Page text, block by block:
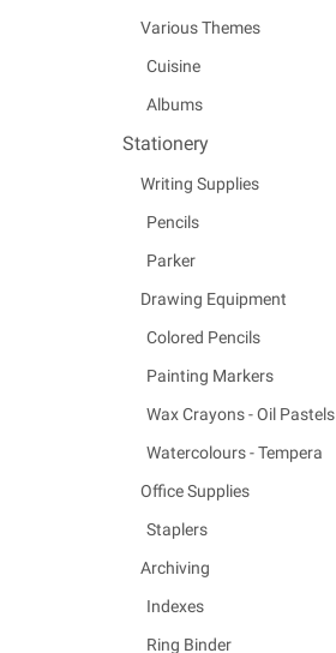
Various Themes
Cuisine
Albums
Stationery
Writing Supplies
Pencils
Parker
Drawing Equipment
Colored Pencils
Painting Markers
Wax Crayons - Oil Pastels
Watercolours - Tempera
Office Supplies
Staplers
Archiving
Indexes
Ring Binder